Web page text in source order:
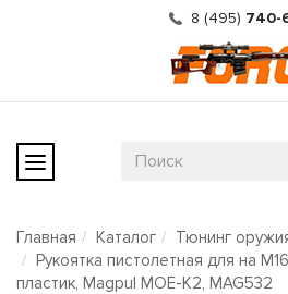
8 (495) 740-
Главная Каталог Тюнинг
Рукоятка пистолетная для на
пластик, Magpul MOE-K2, MAG532